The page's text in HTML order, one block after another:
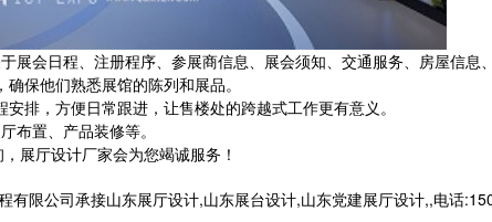
会日程、注册程序、参展商信息、展会须知、交通服务、房屋信息
保他们熟悉展馆的陈列和展品。
排，方便日常跟进，让售楼处的跨越式工作更有意义。
置、产品装修等。
展厅设计厂家会为您竭诚服务！
限公司承接山东展厅设计,山东展台设计,山东党建展厅设计,,电话